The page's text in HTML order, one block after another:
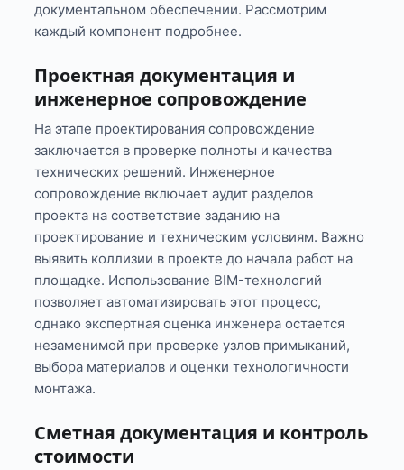
документальном обеспечении. Рассмотрим
каждый компонент подробнее.
Проектная документация и
инженерное сопровождение
На этапе проектирования сопровождение
заключается в проверке полноты и качества
технических решений. Инженерное
сопровождение включает аудит разделов
проекта на соответствие заданию на
проектирование и техническим условиям. Важно
выявить коллизии в проекте до начала работ на
площадке. Использование BIM-технологий
позволяет автоматизировать этот процесс,
однако экспертная оценка инженера остается
незаменимой при проверке узлов примыканий,
выбора материалов и оценки технологичности
монтажа.
Сметная документация и контроль
стоимости